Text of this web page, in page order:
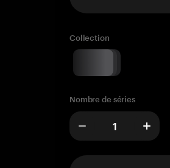
Collection
Nombre de séries